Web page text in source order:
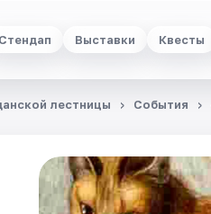
Стендап Выставки Квесты
лестницы События